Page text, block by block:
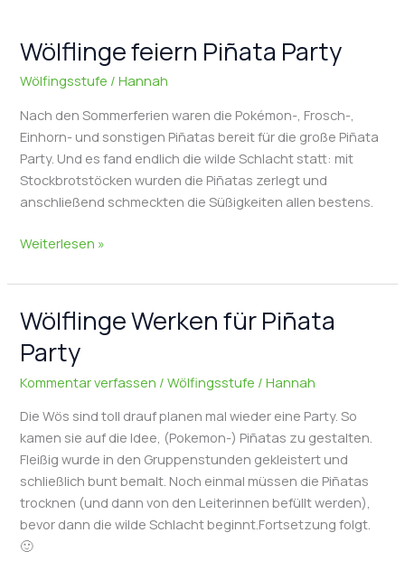
Wölflinge feiern Piñata Party
Wölfingsstufe /Hannah
Nach den Sommerferien waren die Pokémon-, Frosch-,
Einhorn- und sonstigen Piñatas bereit für die große Piñata
Party. Und es fand endlich die wilde Schlacht statt: mit
Stockbrotstöcken wurden die Piñatas zerlegt und
anschließend schmeckten die Süßigkeiten allen bestens.
Wölflinge
Piñata
Weiterlesen »
Wölflinge Werken für Piñata
Party
Kommentar verfassen /Wölfingsstufe /Hannah
Die Wös sind toll drauf planen mal wieder eine Party. So
kamen sie auf die Idee, (Pokemon-) Piñatas zu gestalten.
Fleißig wurde in den Gruppenstunden gekleistert und
schließlich bunt bemalt. Noch einmal müssen die Piñatas
trocknen (und dann von den Leiterinnen befüllt werden),
bevor dann die wilde Schlacht beginnt.Fortsetzung folgt.
🙂